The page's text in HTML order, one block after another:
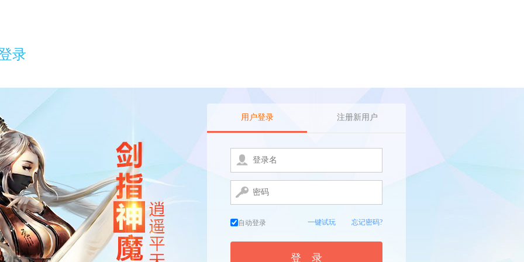
录
用户登录 注册新用户
自动登录
登 录
一键试玩 忘记密码?